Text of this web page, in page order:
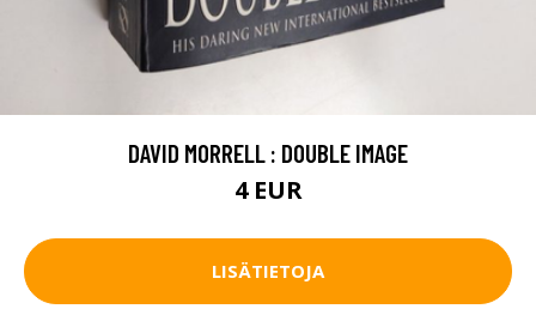
DAVID MORRELL : DOUBLE IMAGE
4 EUR
LISÄTIETOJA